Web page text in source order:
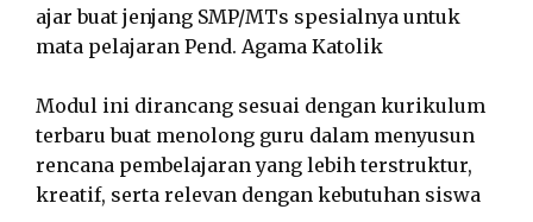
ajar buat jenjang SMP/MTs spesialnya untuk
mata pelajaran Pend. Agama Katolik
Modul ini dirancang sesuai dengan kurikulum
terbaru buat menolong guru dalam menyusun
rencana pembelajaran yang lebih terstruktur,
kreatif, serta relevan dengan kebutuhan siswa